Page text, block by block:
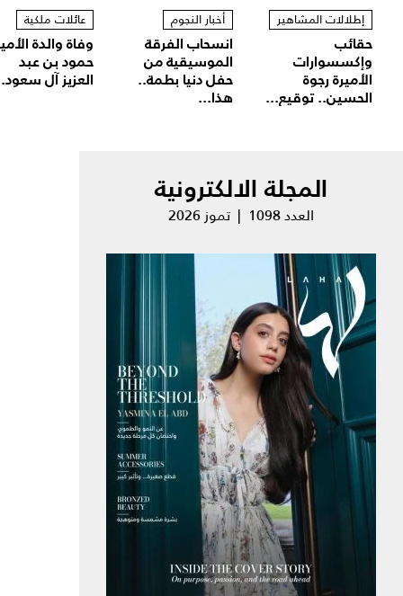
إطلالات المشاهير
حقائب
وإكسسوارات
الأميرة رجوة
الحسين.. توقيع...
أخبار النجوم
انسحاب الفرقة
الموسيقية من
حفل دنيا بطمة..
هذا...
عائلات ملكية
وفاة والدة
حمود بن عبد
العزيز آل
المجلة الالكترونية
العدد 1098 | تموز 2026